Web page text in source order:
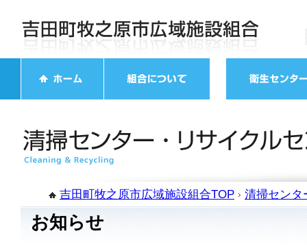
吉田町牧之原市広域施設組合TOP 清掃センタ
お知らせ